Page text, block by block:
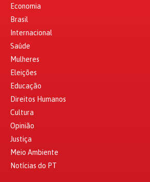
Economia
Brasil
Internacional
Saúde
Mulheres
Eleições
Educação
Direitos Humanos
Cultura
Opinião
Justiça
Meio Ambiente
Notícias do PT